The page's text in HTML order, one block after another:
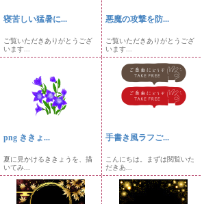
寝苦しい猛暑に...
ご覧いただきありがとうござ
います...
悪魔の攻撃を防...
ご覧いただきありがとうござ
います...
png ききょ...
夏に見かけるききょうを、描
いてみ...
手書き風ラフご...
こんにちは。まずは閲覧いた
だきあ...